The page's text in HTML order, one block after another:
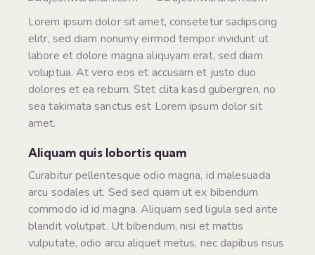
Lorem ipsum dolor sit amet, consetetur sadipscing
elitr, sed diam nonumy eirmod tempor invidunt ut
labore et dolore magna aliquyam erat, sed diam
voluptua. At vero eos et accusam et justo duo
dolores et ea rebum. Stet clita kasd gubergren, no
sea takimata sanctus est Lorem ipsum dolor sit
amet.
Aliquam quis lobortis quam
Curabitur pellentesque odio magna, id malesuada
arcu sodales ut. Sed sed quam ut ex bibendum
commodo id id magna. Aliquam sed ligula sed ante
blandit volutpat. Ut bibendum, nisi et mattis
vulputate, odio arcu aliquet metus, nec dapibus risus